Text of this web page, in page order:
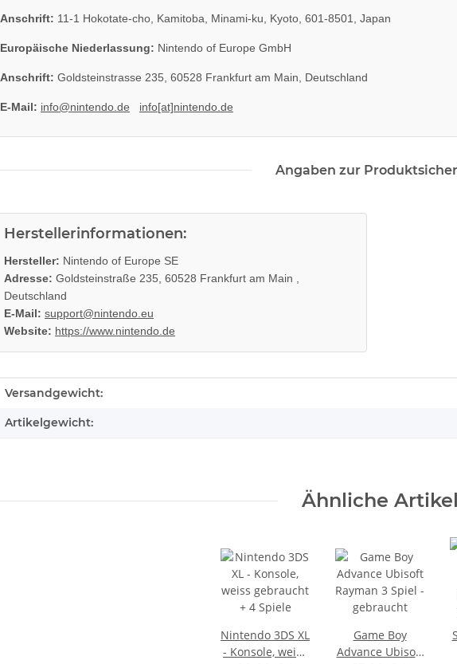
Anschrift: 11-1 Hokotate-cho, Kamitoba, Minami-ku, Kyoto, 601-8501, Japan
Europäische Niederlassung: Nintendo of Europe GmbH
Anschrift: Goldsteinstrasse 235, 60528 Frankfurt am Main, Deutschland
E-Mail: info@nintendo.de info[at]nintendo.de
Angaben zur
Herstellerinformationen:
Hersteller: Nintendo of Europe SE
Adresse: Goldsteinstraße 235, 60528 Frankfurt am Main ,
Deutschland
E-Mail: support@nintendo.eu
Website: https://www.nintendo.de
Produkteigenschaft
Wert
Versandgewicht:
Artikelgewicht:
Ähnliche Artikel
Nintendo 3DS XL
- Konsole, weiss
Game Boy
Advance Ubisoft